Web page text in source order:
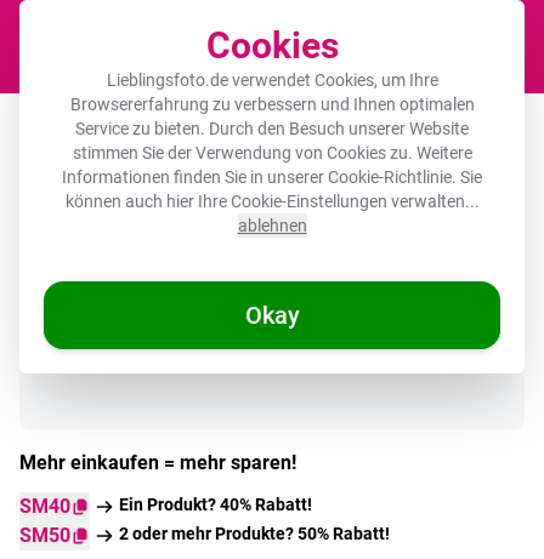
Cookies
Lieblingsfoto.de verwendet Cookies, um Ihre
Browsererfahrung zu verbessern und Ihnen optimalen
Service zu bieten. Durch den Besuch unserer Website
stimmen Sie der Verwendung von Cookies zu. Weitere
Informationen finden Sie in unsererCookie-Richtlinie. Sie
können auch hier Ihre Cookie-Einstellungen verwalten...
ablehnen
Okay
Akustikbild rund - Frau - Hut - Gelb
Mehr einkaufen = mehr sparen!
SM40
Ein Produkt? 40% Rabatt!
SM50 2 oder mehr Produkte? 50% Rabatt!